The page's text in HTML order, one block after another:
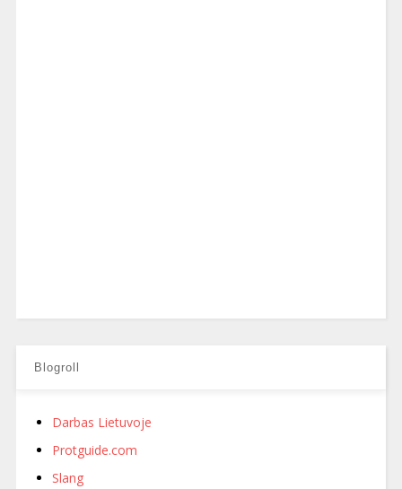
Blogroll
Darbas Lietuvoje
Protguide.com
Slang